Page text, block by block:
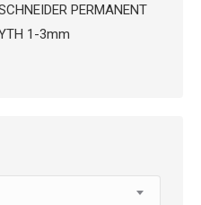
PERMANENT
1-3mm